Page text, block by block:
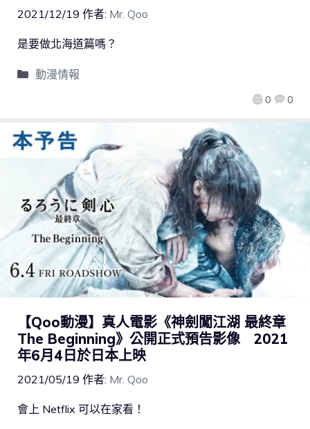
2021/12/19 作者: Mr. Qoo
0 0
是要做北海道篇嗎？
動漫情報
【Qoo動漫】真人電影《神劍闖江湖 最終章
The Beginning》公開正式預告影像 2021
年6月4日於日本上映
2021/05/19 作者: Mr. Qoo
會上 Netflix 可以在家看！